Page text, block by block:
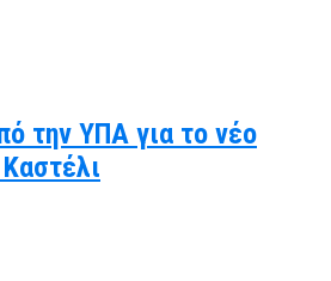
την ΥΠΑ για το νέο